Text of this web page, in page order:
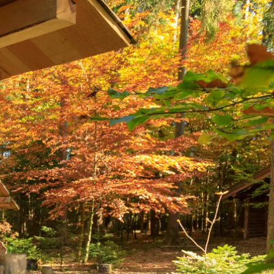
B2B Portal